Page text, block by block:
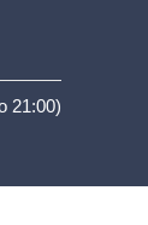
21:00)